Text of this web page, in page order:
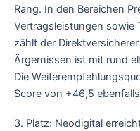
Rang. In den Bereichen
Vertragsleistungen sowie
zählt der
Ärgernissen ist mit rund
Die
Score von +46,5
3. Platz: Neodigital